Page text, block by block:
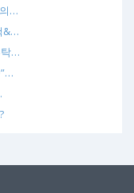
…
&…
탁…